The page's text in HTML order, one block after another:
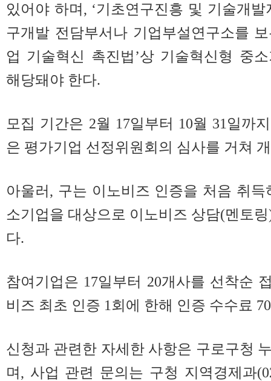
있어야 하며, ‘기초연구진흥 및 기술개
구개발 전담부서나 기업부설연구소를
업 기술혁신 촉진법’상 기술혁신형 중
해당돼야 한다.
모집 기간은 2월 17일부터 10월 31일까
은 평가기업 선정위원회의 심사를 거쳐
아울러, 구는 이노비즈 인증을 처음 취
소기업을 대상으로 이노비즈 상담(멘토
다.
참여기업은 17일부터 20개사를 선착순
비즈 최초 인증 1회에 한해 인증 수수료
신청과 관련한 자세한 사항은 구로구청
며, 사업 관련 문의는 구청 지역경제과